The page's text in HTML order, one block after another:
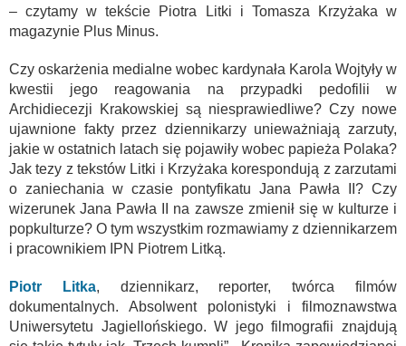
– czytamy w tekście Piotra Litki i Tomasza Krzyżaka w
magazynie Plus Minus.
Czy oskarżenia medialne wobec kardynała Karola Wojtyły w
kwestii jego reagowania na przypadki pedofilii w
Archidiecezji Krakowskiej są niesprawiedliwe? Czy nowe
ujawnione fakty przez dziennikarzy unieważniają zarzuty,
jakie w ostatnich latach się pojawiły wobec papieża Polaka?
Jak tezy z tekstów Litki i Krzyżaka korespondują z zarzutami
o zaniechania w czasie pontyfikatu Jana Pawła II? Czy
wizerunek Jana Pawła II na zawsze zmienił się w kulturze i
popkulturze? O tym wszystkim rozmawiamy z dziennikarzem
i pracownikiem IPN Piotrem Litką.
Piotr Litka, dziennikarz, reporter, twórca filmów
dokumentalnych. Absolwent polonistyki i filmoznawstwa
Uniwersytetu Jagiellońskiego. W jego filmografii znajdują